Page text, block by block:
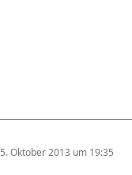
5. Oktober 2013 um 19:35